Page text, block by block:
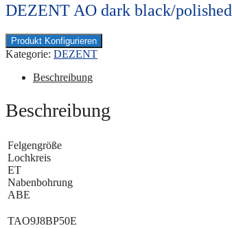
DEZENT AO dark black/polished
Produkt Konfigurieren
Kategorie: DEZENT
Beschreibung
Beschreibung
Felgengröße
Lochkreis
ET
Nabenbohrung
ABE
TAO9J8BP50E